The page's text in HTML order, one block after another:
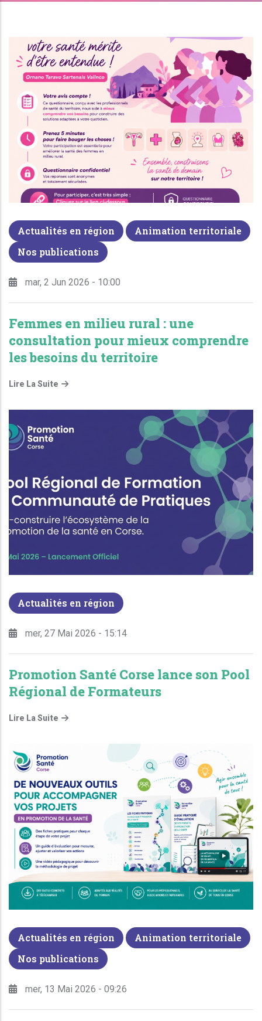
Actualités en région
Animation territoriale
Nos publications
mar, 2 Jun 2026 - 10:00
Femmes en milieu rural : une
consultation pour mieux comprendre
les besoins du territoire
Lire La Suite
Actualités en région
mer, 27 Mai 2026 - 15:14
Promotion Santé Corse lance son Pool
Régional de Formateurs
Lire La Suite
Actualités en région
Animation territoriale
Nos publications
mer, 13 Mai 2026 - 09:26